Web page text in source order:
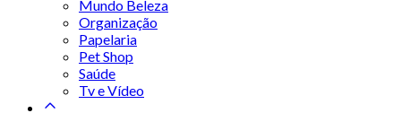
Mundo Beleza
Organização
Papelaria
Pet Shop
Saúde
Tv e Vídeo